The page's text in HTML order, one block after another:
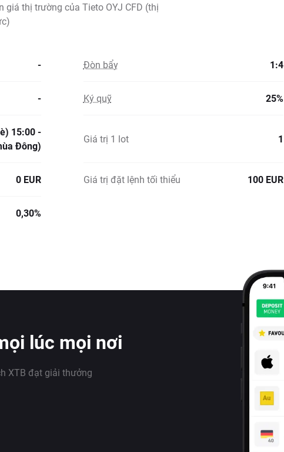
thị trường của Tieto OYJ CFD (thị
- Đòn bẩy 1:4
- Ký quỹ 25%
15:00 -
Đông)
Giá trị 1 lot 1
0 EUR Giá trị đặt lệnh tối thiểu 100 EUR
0,30%
lúc mọi nơi
XTB đạt giải thưởng